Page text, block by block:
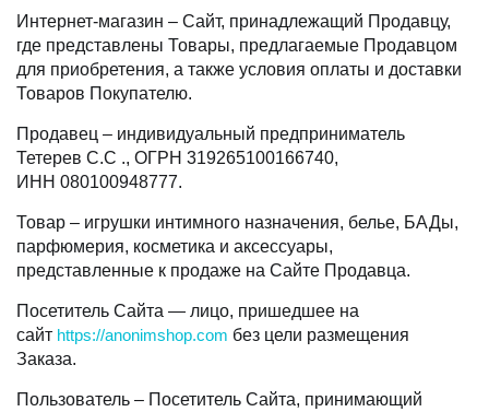
Интернет-магазин – Сайт, принадлежащий Продавцу,
где представлены Товары, предлагаемые Продавцом
для приобретения, а также условия оплаты и доставки
Товаров Покупателю.
Продавец – индивидуальный предприниматель
Тетерев С.С ., ОГРН 319265100166740,
ИНН 080100948777.
Товар – игрушки интимного назначения, белье, БАДы,
парфюмерия, косметика и аксессуары,
представленные к продаже на Сайте Продавца.
Посетитель Сайта — лицо, пришедшее на
сайт https://anonimshop.com без цели размещения
Заказа.
Пользователь – Посетитель Сайта, принимающий